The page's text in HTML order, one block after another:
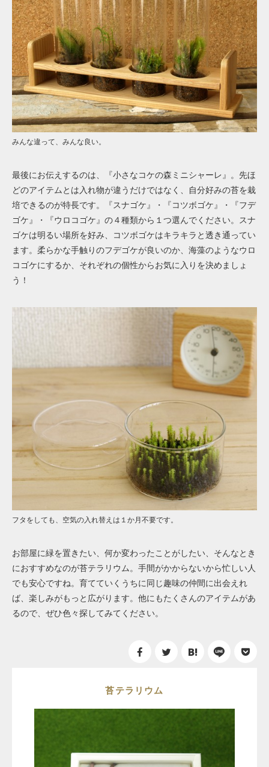
みんな違って、みんな良い。
最後にお伝えするのは、『小さなコケの森ミニシャーレ』。先ほ
どのアイテムとは入れ物が違うだけではなく、自分好みの苔を栽
培できるのが特長です。『スナゴケ』・『コツボゴケ』・『フデ
ゴケ』・『ウロコゴケ』の４種類から１つ選んでください。スナ
ゴケは明るい場所を好み、コツボゴケはキラキラと透き通ってい
ます。柔らかな手触りのフデゴケが良いのか、海藻のようなウロ
コゴケにするか、それぞれの個性からお気に入りを決めましょ
う！
フタをしても、空気の入れ替えは１か月不要です。
お部屋に緑を置きたい、何か変わったことがしたい、そんなとき
におすすめなのが苔テラリウム。手間がかからないから忙しい人
でも安心ですね。育てていくうちに同じ趣味の仲間に出会えれ
ば、楽しみがもっと広がります。他にもたくさんのアイテムがあ
るので、ぜひ色々探してみてください。
苔テラリウム